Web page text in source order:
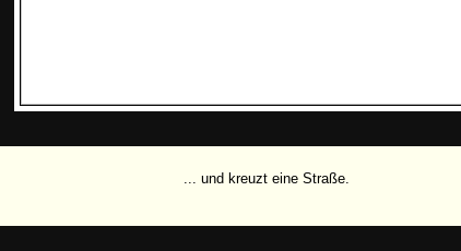
... und kreuzt eine Straße.